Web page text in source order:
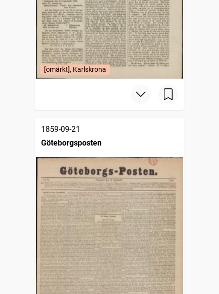
[omärkt], Karlskrona
1859-09-21
Göteborgsposten